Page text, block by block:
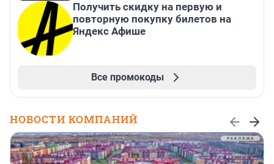
Получить скидку на первую и
повторную покупку билетов на
Яндекс Афише
Все промокоды
НОВОСТИ КОМПАНИЙ